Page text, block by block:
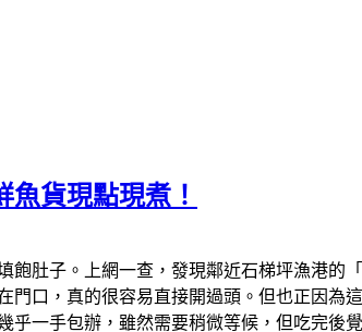
貨現點現煮！
飽肚子。上網一查，發現鄰近石梯坪漁港的「
口，真的很容易直接開過頭。但也正因為
一手包辦，雖然需要稍微等候，但吃完後